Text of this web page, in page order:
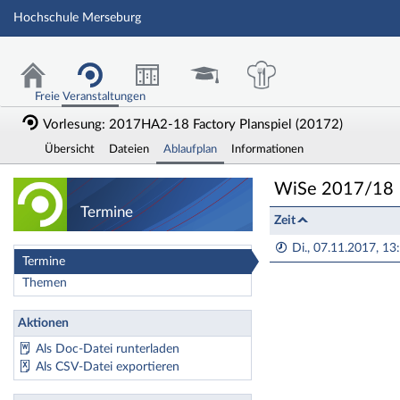
Hochschule Merseburg
Freie Veranstaltungen
Vorlesung: 2017HA2-18 Factory Planspiel (20172)
Übersicht Dateien Ablaufplan Informationen
Termine
Termine
Themen
Aktionen
Als Doc-Datei runterladen
Als CSV-Datei exportieren
Vorlesung:
WiSe 2017/18
Zeit
Di., 07.11.2017,